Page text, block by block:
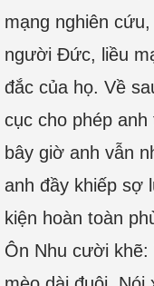
mạng nghiên
người Đức, liều
đắc của họ. Về
cục cho phép
bây giờ anh vẫn
anh đầy khiếp sợ
kiện hoàn toàn
Ôn Nhu cười